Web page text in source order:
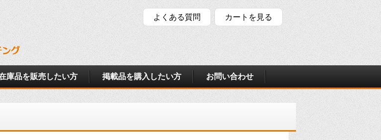
よくある質問 カートを見る
庫品を販売したい方 掲載品を購入したい方 お問い合わせ